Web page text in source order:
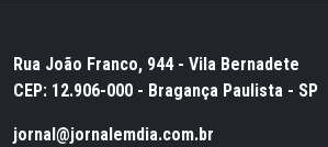
Rua João Franco, 944 - Vila Bernadete
CEP: 12.906-000 - Bragança Paulista - SP
jornal@jornalemdia.com.br